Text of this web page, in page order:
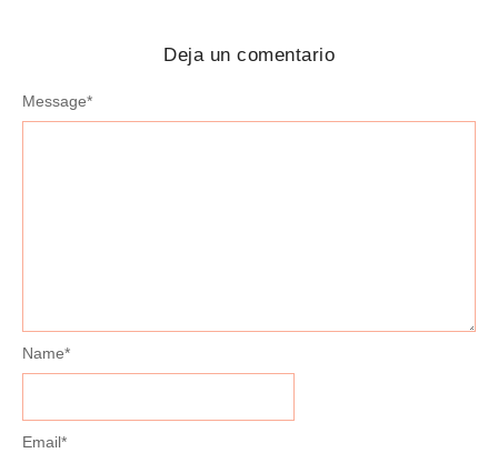
Deja un comentario
Message*
Name*
Email*